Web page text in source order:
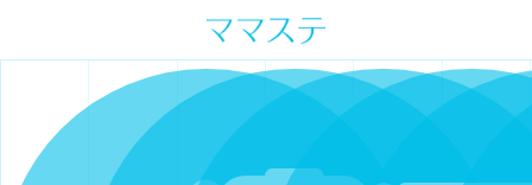
ママの才能発信します。 手づくり
表現ステージ ママステ スキル・セ
ンスを表現したいママが集まって
ます。